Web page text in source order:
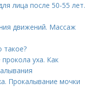
лица после 50-55 лет.
движений. Массаж
такое?
уха. Как
Прокалывание мочки